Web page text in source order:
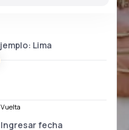
Vuelta